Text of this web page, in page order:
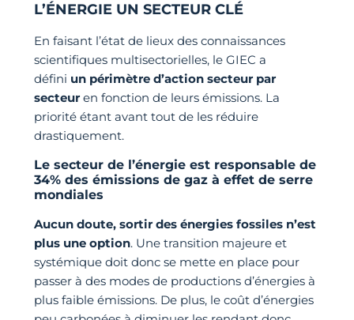
L’ÉNERGIE UN SECTEUR CLÉ
En faisant l’état de lieux des connaissances
scientifiques multisectorielles, le GIEC a
défini un périmètre d’action secteur par
secteuren fonction de leurs émissions. La
priorité étant avant tout de les réduire
drastiquement.
Le secteur de l’énergie est responsable de
34% des émissions de gaz à effet de serre
mondiales
Aucun doute, sortir des énergies fossiles n’est
plus une option. Une transition majeure et
systémique doit donc se mette en place pour
passer à des modes de productions d’énergies à
plus faible émissions. De plus, le coût d’énergies